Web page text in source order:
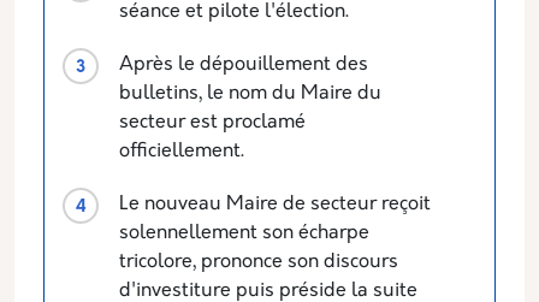
séance et pilote l'élection.
Après le dépouillement des
bulletins, le nom du Maire du
secteur est proclamé
officiellement.
Le nouveau Maire de secteur reçoit
solennellement son écharpe
tricolore, prononce son discours
d'investiture puis préside la suite